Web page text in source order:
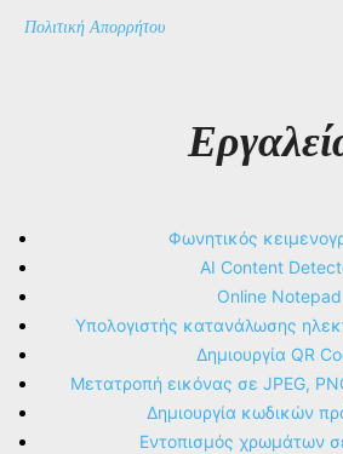
Πολιτική Απορρήτου
Φωνητικός
AI Content
Online Notepad
Υπολογιστής κατανάλωσης
Δημιουργία QR
Μετατροπή εικόνας σε JPEG,
Δημιουργία κωδικών
Εντοπισμός χρωμάτων